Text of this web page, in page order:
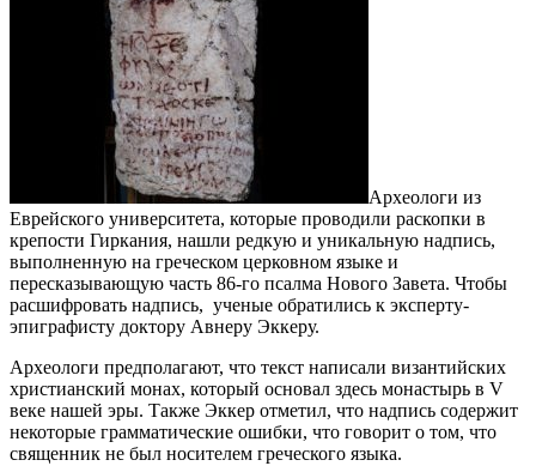
Археологи из
Еврейского университета, которые проводили раскопки в
крепости Гиркания, нашли редкую и уникальную надпись,
выполненную на греческом церковном языке и
пересказывающую часть 86-го псалма Нового Завета. Чтобы
расшифровать надпись, ученые обратились к эксперту-
эпиграфисту доктору Авнеру Эккеру.
Археологи предполагают, что текст написали византийских
христианский монах, который основал здесь монастырь в V
веке нашей эры. Также Эккер отметил, что надпись содержит
некоторые грамматические ошибки, что говорит о том, что
священник не был носителем греческого языка.